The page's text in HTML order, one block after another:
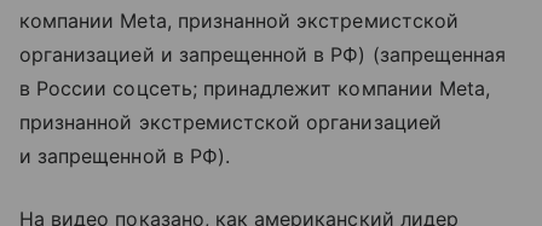
компании Meta, признанной экстремистской
организацией и запрещенной в РФ) (запрещенная
в России соцсеть; принадлежит компании Meta,
признанной экстремистской организацией
и запрещенной в РФ).
На видео показано, как американский лидер